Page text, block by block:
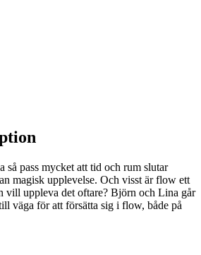
så pass mycket att tid och rum slutar
magisk upplevelse. Och visst är flow ett
vill uppleva det oftare? Björn och Lina går
väga för att försätta sig i flow, både på